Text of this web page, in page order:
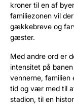
kroner til en af
familiezonen vil
gækkebreve og
gæster.
Med andre ord er
intensitet på
vennerne, familien
tid og vær med til
stadion, til en